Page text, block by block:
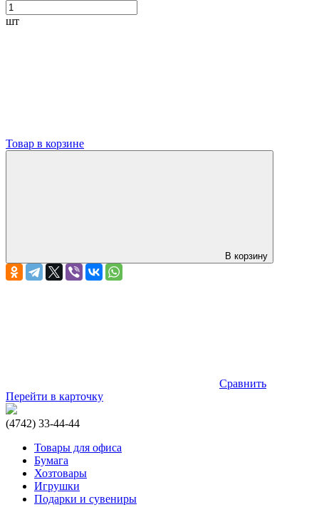
шт
Товар в корзине
В корзину
Сравнить
Перейти в карточку
(4742) 33-44-44
Товары для офиса
Бумага
Хозтовары
Игрушки
Подарки и сувениры